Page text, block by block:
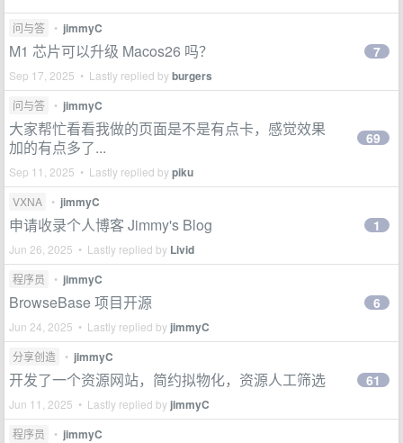
问与答 • jimmyC
M1 芯片可以升级 Macos26 吗？
Sep 17, 2025 • Lastly replied byburgers
7
问与答 • jimmyC
大家帮忙看看我做的页面是不是有点卡，感觉效果
加的有点多了...
Sep 11, 2025 • Lastly replied bypiku
69
VXNA • jimmyC
申请收录个人博客 Jimmy's Blog
Jun 26, 2025 • Lastly replied by Livid
1
程序员 • jimmyC
BrowseBase 项目开源
Jun 24, 2025 • Lastly replied by jimmyC
6
分享创造 • jimmyC
开发了一个资源网站，简约拟物化，资源人工筛选
Jun 11, 2025 • Lastly replied by jimmyC
61
程序员 • jimmyC